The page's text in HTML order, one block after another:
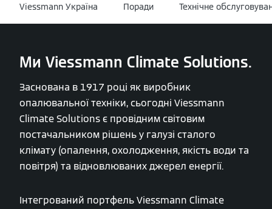
Viessmann Україна Поради Технічне
Ми Viessmann Climate Solutions.
Заснована в 1917 році як виробник
опалювальної техніки, сьогодні Viessmann
Climate Solutions є провідним світовим
постачальником рішень у галузі сталого
клімату (опалення, охолодження, якість води та
повітря) та відновлюваних джерел енергії.
Інтегрований портфель Viessmann Climate